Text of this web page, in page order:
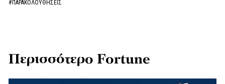
#ΠΑΡΑΚΟΛΟΥΘΗΣΕΙΣ
Περισσότερο Fortune